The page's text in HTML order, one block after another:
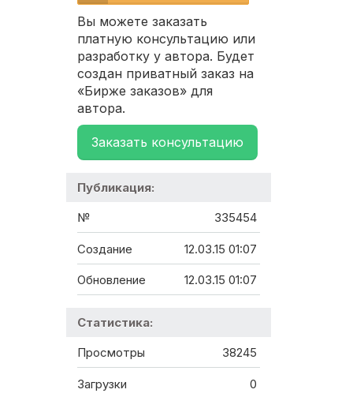
Вы можете заказать
платную консультацию или
разработку у автора. Будет
создан приватный заказ на
«Бирже заказов» для
автора.
Заказать консультацию
Публикация:
№ 335454
Создание 12.03.15 01:07
Обновление 12.03.15 01:07
Статистика:
Просмотры 38245
Загрузки 0